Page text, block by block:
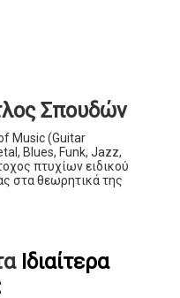
Σπουδών
Music (Guitar
Blues, Funk, Jazz,
πτυχίων ειδικού
στα θεωρητικά της
Ιδιαίτερα